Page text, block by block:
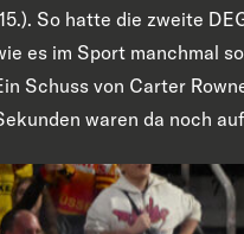
So hatte die zweite
es im Sport manchmal
Schuss von Carter
waren da noch